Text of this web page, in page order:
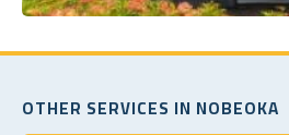
OTHER SERVICES IN NOBEOKA